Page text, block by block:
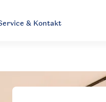
& Kontakt